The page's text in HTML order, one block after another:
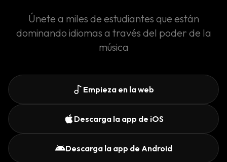
Únete a miles de estudiantes que están
dominando idiomas a través del poder de la
música
Empieza en la web
Descarga la app de iOS
Descarga la app de Android